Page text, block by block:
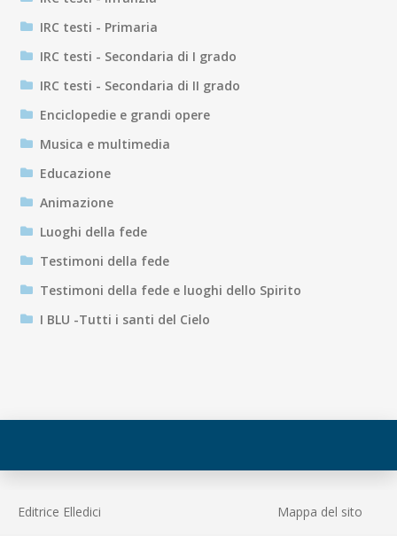
IRC testi - Primaria
IRC testi - Secondaria di I grado
IRC testi - Secondaria di II grado
Enciclopedie e grandi opere
Musica e multimedia
Educazione
Animazione
Luoghi della fede
Testimoni della fede
Testimoni della fede e luoghi dello Spirito
I BLU -Tutti i santi del Cielo
Editrice Elledici Mappa del sito